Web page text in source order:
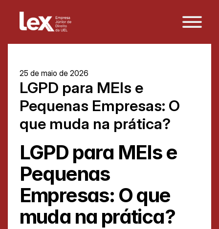
25 de maio de 2026
LGPD para MEIs e
Pequenas Empresas: O
que muda na prática?
LGPD para MEIs e
Pequenas
Empresas: O que
muda na prática?